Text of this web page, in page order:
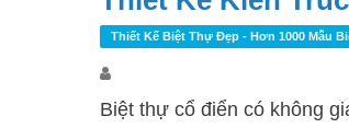
Thiết Kế Biệt Thự Đẹp - Hơn 1000 Mẫu
Biệt thự cổ điển có không